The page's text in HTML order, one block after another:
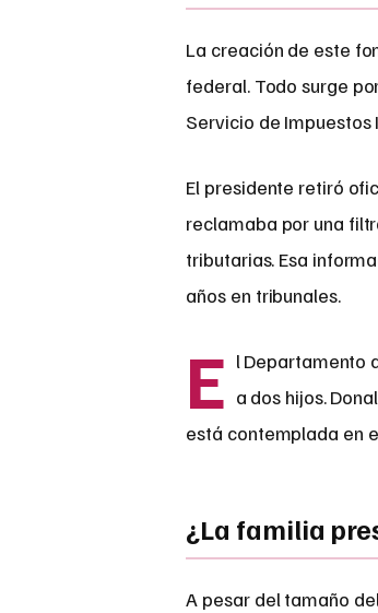
La creación de este
federal. Todo surge
Servicio de Impuestos
El presidente retiró
reclamaba por una
tributarias. Esa
años en tribunales.
E l Departamento
a dos hijos.
está contemplada en
¿La familia
A pesar del tamaño